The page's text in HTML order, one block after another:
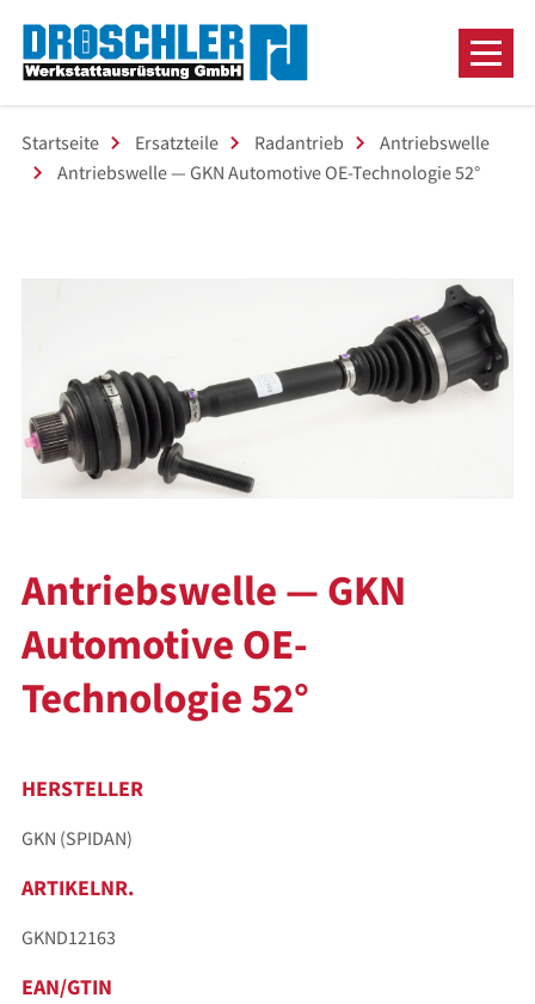
Startseite Ersatzteile Radantrieb
Antriebswelle
Antriebswelle — GKN Automotive OE-Technologie 52°
Antriebswelle — GKN
Automotive OE-
Technologie 52°
HERSTELLER
GKN (SPIDAN)
ARTIKELNR.
GKND12163
EAN/GTIN